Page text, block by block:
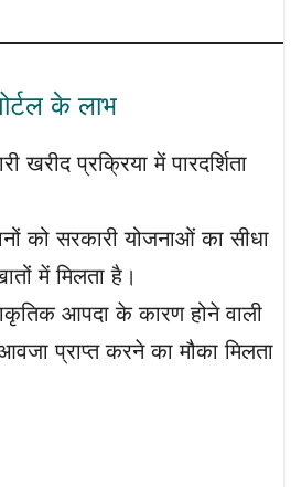
के लाभ
खरीद प्रक्रिया में पारदर्शिता
को सरकारी योजनाओं का सीधा
में मिलता है।
आपदा के कारण होने वाली
प्राप्त करने का मौका मिलता